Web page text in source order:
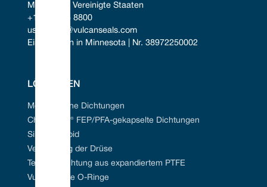
Minnesota, Vereinigte Staaten
+1 952 955 8800
uscontact@vulcanseals.com
Eingetragen in Minnesota | Nr. 38972250002
LÖSUNGEN
Mechanische Dichtungen
Chem-Ring® FEP/PFA-gekapselte Dichtungen
Siliziumkarbid
Verpackung der Drüse
Tefcan® Dichtung aus expandiertem PTFE
Vulkanisierte O-Ringe